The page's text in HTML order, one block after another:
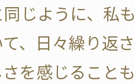
じように、私
、日々繰り返
を感じること